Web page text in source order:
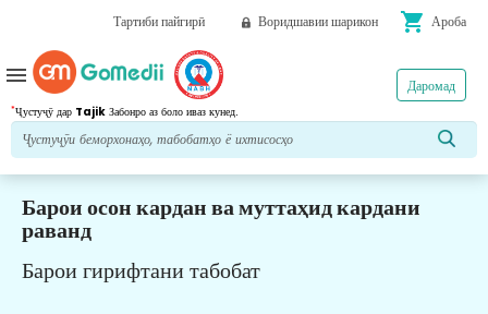
Тартиби пайгирӣ Воридшавии шарикон shopping_cart Ароба
*Ҷустуҷӯ дар Tajik Забонро аз боло иваз кунед.
Даромад
menu
Барои осон кардан ва муттаҳид кардани
раванд
Барои гирифтани табобат